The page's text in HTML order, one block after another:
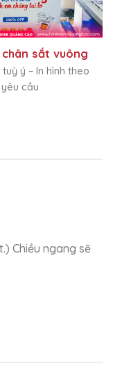
sắt vuông
ý – In hình theo
yêu cầu
Chiều ngang sẽ